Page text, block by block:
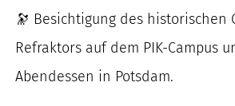
🔭 Besichtigung des historischen
Refraktors auf dem PIK-Campus
Abendessen in Potsdam.